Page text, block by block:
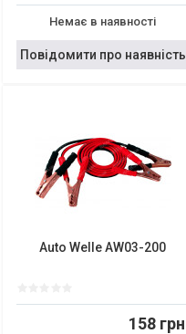
Немає в наявності
Повідомити про наявність
Auto Welle AW03-200
158 грн